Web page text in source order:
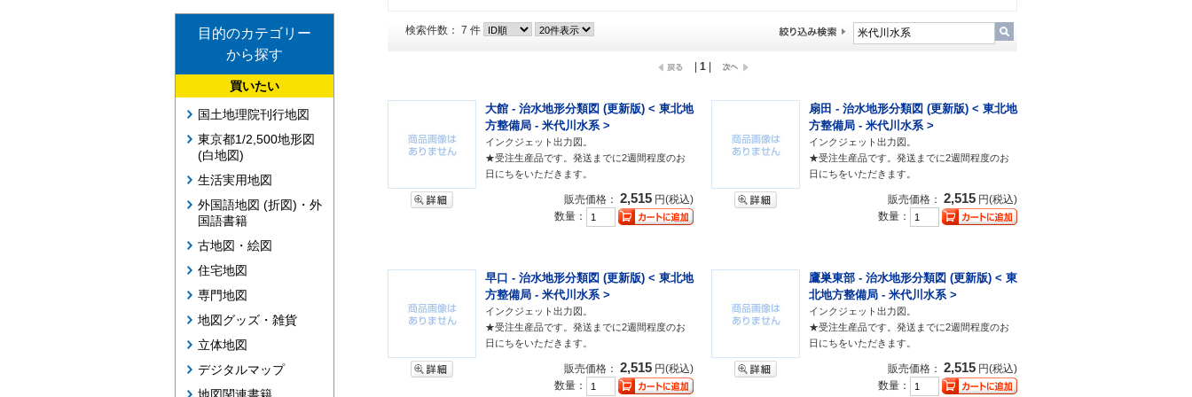
目的のカテゴリー
から探す
買いたい
国土地理院刊行地図
東京都1/2,500地形図
(白地図)
生活実用地図
外国語地図 (折図)・外
国語書籍
古地図・絵図
住宅地図
専門地図
地図グッズ・雑貨
立体地図
デジタルマップ
検索件数： 7 件
1|
大館 - 治水地形分類図 (更新版) < 東北地
方整備局 - 米代川水系 >
インクジェット出力図。
★受注生産品です。発送までに2週間程度のお
日にちをいただきます。
販売価格： 2,515 円(税込)
数量：
扇田 - 治水地形分類図 (更新版) < 東北地
方整備局 - 米代川水系 >
インクジェット出力図。
★受注生産品です。発送までに2週間程度のお
日にちをいただきます。
販売価格： 2,515 円(税込)
数量：
早口 - 治水地形分類図 (更新版) < 東北地
方整備局 - 米代川水系 >
インクジェット出力図。
★受注生産品です。発送までに2週間程度のお
日にちをいただきます。
販売価格： 2,515 円(税込)
数量：
鷹巣東部 - 治水地形分類図 (更新版) < 東
北地方整備局 - 米代川水系 >
インクジェット出力図。
★受注生産品です。発送までに2週間程度のお
日にちをいただきます。
販売価格： 2,515 円(税込)
数量：